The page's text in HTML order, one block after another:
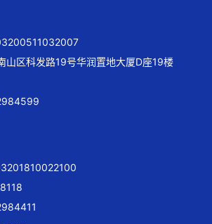
山区科发路19号华润置地大厦D座19楼